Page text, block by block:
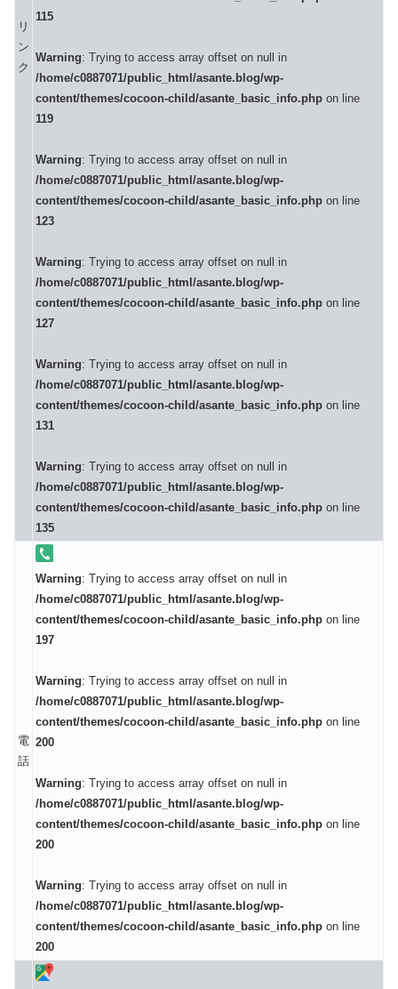
リ
ン
ク
115
Warning: Trying to access array offset on null in
/home/c0887071/public_html/asante.blog/wp-
content/themes/cocoon-child/asante_basic_info.php on line
119
Warning: Trying to access array offset on null in
/home/c0887071/public_html/asante.blog/wp-
content/themes/cocoon-child/asante_basic_info.php on line
123
Warning: Trying to access array offset on null in
/home/c0887071/public_html/asante.blog/wp-
content/themes/cocoon-child/asante_basic_info.php on line
127
Warning: Trying to access array offset on null in
/home/c0887071/public_html/asante.blog/wp-
content/themes/cocoon-child/asante_basic_info.php on line
131
Warning: Trying to access array offset on null in
/home/c0887071/public_html/asante.blog/wp-
content/themes/cocoon-child/asante_basic_info.php on line
135
電
話
Warning: Trying to access array offset on null in
/home/c0887071/public_html/asante.blog/wp-
content/themes/cocoon-child/asante_basic_info.php on line
197
Warning: Trying to access array offset on null in
/home/c0887071/public_html/asante.blog/wp-
content/themes/cocoon-child/asante_basic_info.php on line
200
Warning: Trying to access array offset on null in
/home/c0887071/public_html/asante.blog/wp-
content/themes/cocoon-child/asante_basic_info.php on line
200
Warning: Trying to access array offset on null in
/home/c0887071/public_html/asante.blog/wp-
content/themes/cocoon-child/asante_basic_info.php on line
200